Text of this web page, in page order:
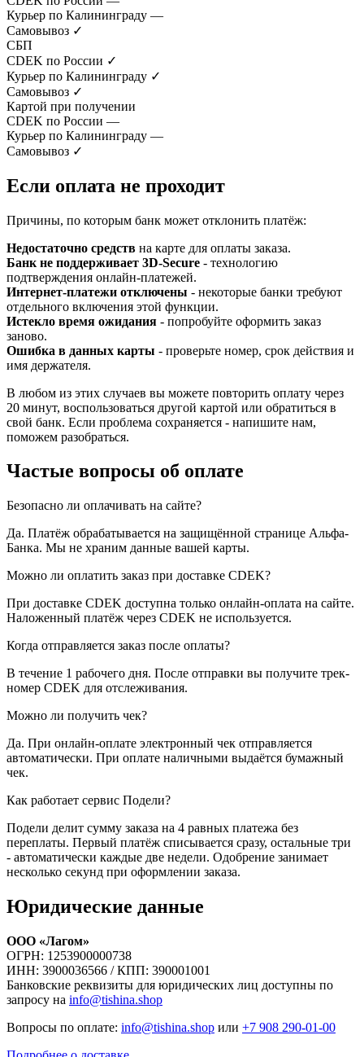
Курьер по Калининграду —
Самовывоз ✓
СБП
CDEK по России ✓
Курьер по Калининграду ✓
Самовывоз ✓
Картой при получении
CDEK по России —
Курьер по Калининграду —
Самовывоз ✓
Если оплата не проходит
Причины, по которым банк может отклонить платёж:
Недостаточно средств на карте для оплаты заказа.
Банк не поддерживает 3D-Secure - технологию
подтверждения онлайн-платежей.
Интернет-платежи отключены - некоторые банки требуют
отдельного включения этой функции.
Истекло время ожидания - попробуйте оформить заказ
заново.
Ошибка в данных карты - проверьте номер, срок действия и
имя держателя.
В любом из этих случаев вы можете повторить оплату через
20 минут, воспользоваться другой картой или обратиться в
свой банк. Если проблема сохраняется - напишите нам,
поможем разобраться.
Частые вопросы об оплате
Безопасно ли оплачивать на сайте?
Да. Платёж обрабатывается на защищённой странице Альфа-
Банка. Мы не храним данные вашей карты.
Можно ли оплатить заказ при доставке CDEK?
При доставке CDEK доступна только онлайн-оплата на сайте.
Наложенный платёж через CDEK не используется.
Когда отправляется заказ после оплаты?
В течение 1 рабочего дня. После отправки вы получите трек-
номер CDEK для отслеживания.
Можно ли получить чек?
Да. При онлайн-оплате электронный чек отправляется
автоматически. При оплате наличными выдаётся бумажный
чек.
Как работает сервис Подели?
Подели делит сумму заказа на 4 равных платежа без
переплаты. Первый платёж списывается сразу, остальные три
- автоматически каждые две недели. Одобрение занимает
несколько секунд при оформлении заказа.
Юридические данные
ООО «Лагом»
ОГРН: 1253900000738
ИНН: 3900036566 / КПП: 390001001
Банковские реквизиты для юридических лиц доступны по
запросу на info@tishina.shop
Вопросы по оплате: info@tishina.shop или +7 908 290-01-00